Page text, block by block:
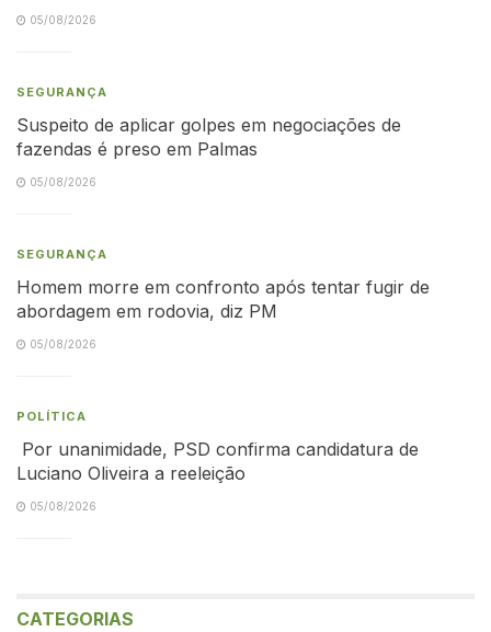
05/08/2026
SEGURANÇA
Suspeito de aplicar golpes em negociações de
fazendas é preso em Palmas
05/08/2026
SEGURANÇA
Homem morre em confronto após tentar fugir de
abordagem em rodovia, diz PM
05/08/2026
POLÍTICA
Por unanimidade, PSD confirma candidatura de
Luciano Oliveira a reeleição
05/08/2026
CATEGORIAS